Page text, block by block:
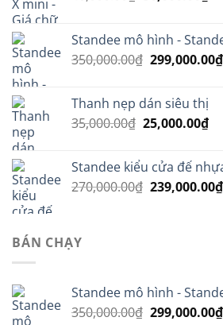
40,000.00₫.là:
Standee mô hình -
350,000.00₫ Giá
350,000.00₫.
299,000.00₫
Thanh nẹp dán siêu thị
35,000.00₫ Giá
35,000.00₫.
25,000.00₫Giá
là:
Standee kiểu cửa đế
270,000.00₫ Giá
239,000.00₫
BÁN CHẠY
Standee mô hình -
350,000.00₫ Giá
299,000.00₫